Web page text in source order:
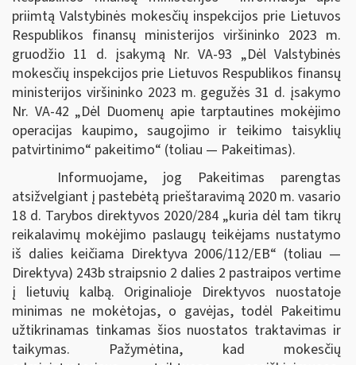
priimtą Valstybinės mokesčių inspekcijos prie Lietuvos
Respublikos finansų ministerijos viršininko 2023 m.
gruodžio 11 d. įsakymą Nr. VA-93 „Dėl Valstybinės
mokesčių inspekcijos prie Lietuvos Respublikos finansų
ministerijos viršininko 2023 m. gegužės 31 d. įsakymo
Nr. VA-42 „Dėl Duomenų apie tarptautines mokėjimo
operacijas kaupimo, saugojimo ir teikimo taisyklių
patvirtinimo“ pakeitimo“ (toliau — Pakeitimas).
Informuojame, jog Pakeitimas parengtas
atsižvelgiant į pastebėtą prieštaravimą 2020 m. vasario
18 d. Tarybos direktyvos 2020/284 „kuria dėl tam tikrų
reikalavimų mokėjimo paslaugų teikėjams nustatymo
iš dalies keičiama Direktyva 2006/112/EB“ (toliau —
Direktyva) 243b straipsnio 2 dalies 2 pastraipos vertime
į lietuvių kalbą. Originalioje Direktyvos nuostatoje
minimas ne mokėtojas, o gavėjas, todėl Pakeitimu
užtikrinamas tinkamas šios nuostatos traktavimas ir
taikymas. Pažymėtina, kad mokesčių